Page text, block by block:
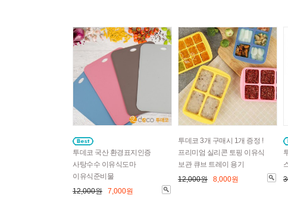
투데코 국산 환경표지인증
사탕수수 이유식도마
이유식준비물
12,000원 7,000원
투데코 3개 구매시 1개 증정 !
프리미엄 실리콘 토핑 이유식
보관 큐브 트레이 용기
12,000원 8,000원